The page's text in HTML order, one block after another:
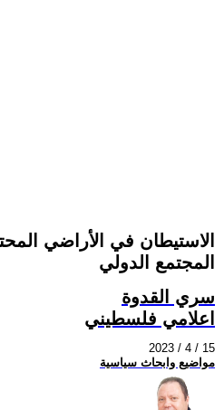
الاستيطان في الأراضي
المجتمع الدولي
سري القدوة
اعلامي فلسطيني
2023 / 4 / 15
مواضيع وابحاث سياسية